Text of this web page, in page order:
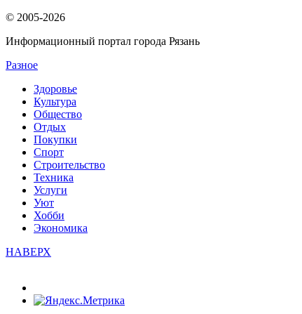
© 2005-2026
Информационный портал города Рязань
Разное
Здоровье
Культура
Общество
Отдых
Покупки
Спорт
Строительство
Техника
Услуги
Уют
Хобби
Экономика
НАВЕРХ